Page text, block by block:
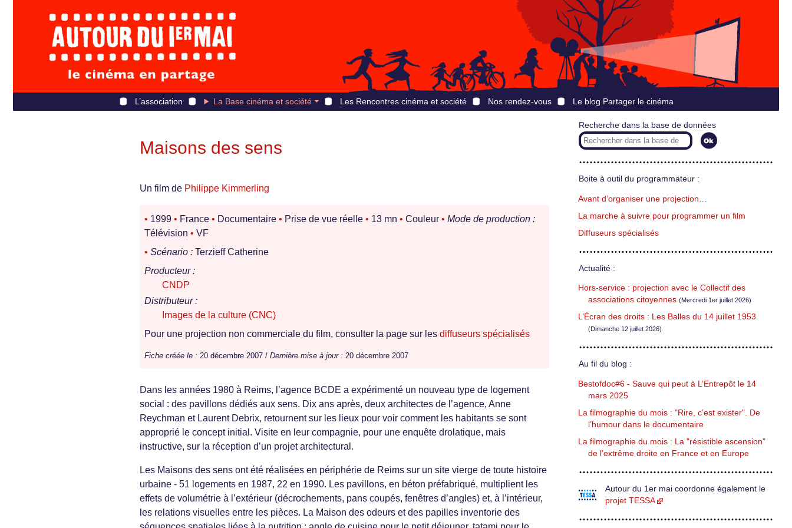
L’association La Base cinéma et société Les Rencontres cinéma et société Nos rendez-vous Le blog Partager le cinéma
Maisons des sens
Un film de Philippe Kimmerling
• 1999 • France • Documentaire • Prise de vue réelle • 13 mn • Couleur • Mode de production :
Télévision • VF
• Scénario : Terzieff Catherine
Producteur :
CNDP
Distributeur :
Images de la culture (CNC)
Pour une projection non commerciale du film, consulter la page sur les diffuseurs spécialisés
Fiche créée le : 20 décembre 2007 / Dernière mise à jour : 20 décembre 2007
Dans les années 1980 à Reims, l’agence BCDE a expérimenté un nouveau type de logement
social : des pavillons dédiés aux sens. Dix ans après, deux architectes de l’agence, Anne
Reychman et Laurent Debrix, retournent sur les lieux pour voir comment les habitants se sont
approprié le concept initial. Visite en leur compagnie, pour une enquête drolatique, mais
instructive, sur la réception d’un projet architectural.
Les Maisons des sens ont été réalisées en périphérie de Reims sur un site vierge de toute histoire
urbaine - 51 logements en 1987, 22 en 1990. Les pavillons, en béton préfabriqué, multiplient les
effets de volumétrie à l’extérieur (décrochements, pans coupés, fenêtres d’angles) et, à l’intérieur,
les relations visuelles entre les pièces. La Maison des odeurs et des papilles inventorie des
Recherche dans la base de données
Boite à outil du programmateur :
Avant d’organiser une projection…
La marche à suivre pour programmer un film
Diffuseurs spécialisés
Actualité :
Hors-service : projection avec le Collectif des
associations citoyennes (Mercredi 1er juillet 2026)
L’Écran des droits : Les Balles du 14 juillet 1953
(Dimanche 12 juillet 2026)
Au fil du blog :
Bestofdoc#6 - Sauve qui peut à L’Entrepôt le 14
mars 2025
La filmographie du mois : "Rire, c’est exister". De
l’humour dans le documentaire
La filmographie du mois : La "résistible ascension"
de l’extrême droite en France et en Europe
Autour du 1er mai coordonne également le
projet TESSA